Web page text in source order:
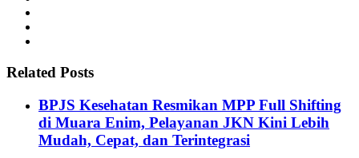
Related Posts
BPJS Kesehatan Resmikan MPP Full Shifting
di Muara Enim, Pelayanan JKN Kini Lebih
Mudah, Cepat, dan Terintegrasi